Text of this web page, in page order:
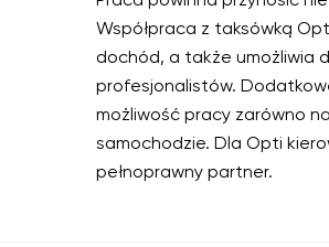
Współpraca z taksówką
dochód, a także umożliwia
profesjonalistów.
możliwość pracy zarówno
samochodzie. Dla Opti
pełnoprawny partner.